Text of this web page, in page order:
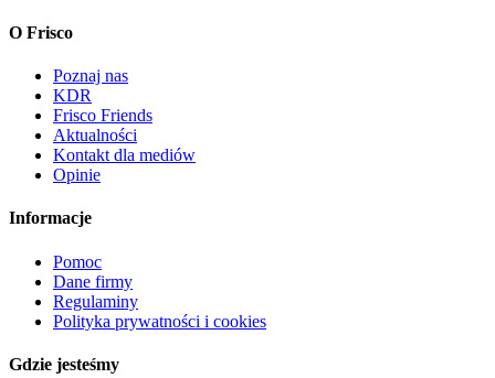
O Frisco
Poznaj nas
KDR
Frisco Friends
Aktualności
Kontakt dla mediów
Opinie
Informacje
Pomoc
Dane firmy
Regulaminy
Polityka prywatności i cookies
Gdzie jesteśmy